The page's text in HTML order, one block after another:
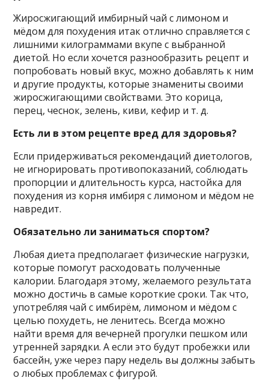
Жиросжигающий имбирный чай с лимоном и
мёдом для похудения итак отлично справляется с
лишними килограммами вкупе с выбранной
диетой. Но если хочется разнообразить рецепт и
попробовать новый вкус, можно добавлять к ним
и другие продукты, которые знамениты своими
жиросжигающими свойствами. Это корица,
перец, чеснок, зелень, киви, кефир и т. д.
Есть ли в этом рецепте вред для здоровья?
Если придерживаться рекомендаций диетологов,
не игнорировать противопоказаний, соблюдать
пропорции и длительность курса, настойка для
похудения из корня имбиря с лимоном и мёдом не
навредит.
Обязательно ли заниматься спортом?
Любая диета предполагает физические нагрузки,
которые помогут расходовать полученные
калории. Благодаря этому, желаемого результата
можно достичь в самые короткие сроки. Так что,
употребляя чай с имбирём, лимоном и мёдом с
целью похудеть, не ленитесь. Всегда можно
найти время для вечерней прогулки пешком или
утренней зарядки. А если это будут пробежки или
бассейн, уже через пару недель вы должны забыть
о любых проблемах с фигурой.